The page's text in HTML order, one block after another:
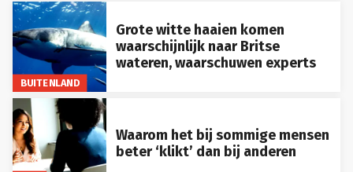
BUITENLAND
Grote witte haaien komen
waarschijnlijk naar Britse
wateren, waarschuwen experts
Waarom het bij sommige mensen
beter ‘klikt’ dan bij anderen